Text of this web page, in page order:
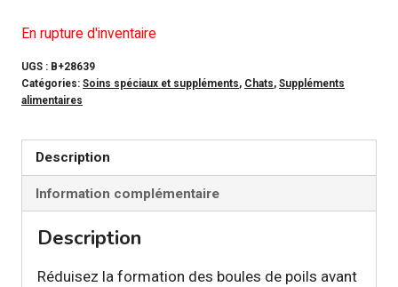
En rupture d'inventaire
UGS : B+28639
Catégories: Soins spéciaux et suppléments, Chats, Suppléments
alimentaires
Description
Information complémentaire
Description
Réduisez la formation des boules de poils avant